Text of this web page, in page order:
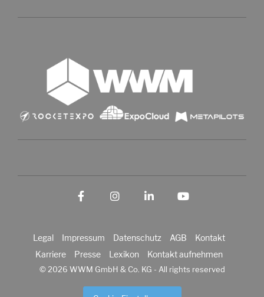
Legal Impressum Datenschutz AGB
Kontakt
Karriere
Presse Lexikon Kontakt aufnehmen
© 2026 WWM GmbH & Co. KG - All rights reserved
FacebookInstagram
LinkedIn